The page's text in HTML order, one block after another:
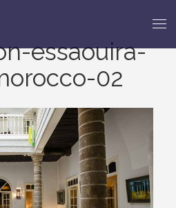
essaouira-
02